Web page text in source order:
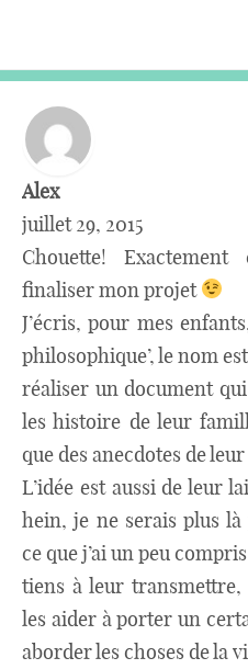
Alex
juillet 29, 2015
Chouette!
finaliser mon projet
J’écris, pour mes
philosophique’, le nom
réaliser un document
les histoire de leur
que des anecdotes de
L’idée est aussi de leur
hein, je ne serais plus
ce que j’ai un peu
tiens à leur
les aider à porter un
aborder les choses de la